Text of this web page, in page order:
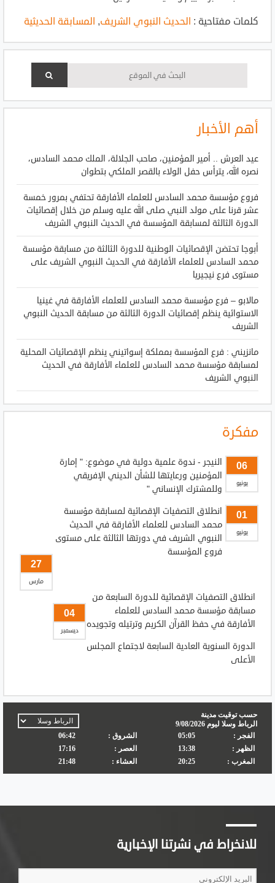
كلمات مفتاحية : الحديث النبوي الشريف, المسابقة الحديثية
أهم الأخبار
عيد العرش .. أمير المؤمنين، صاحب الجلالة، الملك محمد السادس،
نصره الله، يترأس حفل الولاء بالقصر الملكي بتطوان
فروع مؤسسة محمد السادس للعلماء الأفارقة تحتفي بمرور خمسة
عشر قرنا على مولد النبي صلى الله عليه وسلم من خلال إقصائيات
الدورة الثالثة لمسابقة المؤسسة في الحديث النبوي الشريف
أبوجا تحتضن الإقصائيات الوطنية للدورة الثالثة من مسابقة مؤسسة
محمد السادس للعلماء الأفارقة في الحديث النبوي الشريف على
مستوى فرع نيجيريا
مالابو – فرع مؤسسة محمد السادس للعلماء الأفارقة في غينيا
الاستوائية ينظم إقصائيات الدورة الثالثة من مسابقة الحديث النبوي
الشريف
مانزيني : فرع المؤسسة بمملكة إسواتيني ينظم الإقصائيات المحلية
لمسابقة مؤسسة محمد السادس للعلماء الأفارقة في الحديث
النبوي الشريف
مفكرة
06
يونيو
النيجر - ندوة علمية دولية في موضوع: " إمارة
المؤمنين ورعايتها للشأن الديني الإفريقي
وللمشترك الإنساني "
01
يونيو
انطلاق التصفيات الإقصائية لمسابقة مؤسسة
محمد السادس للعلماء الأفارقة في الحديث
النبوي الشريف في دورتها الثالثة على مستوى
فروع المؤسسة
27
مارس
انطلاق التصفيات الإقصائية للدورة السابعة من
مسابقة مؤسسة محمد السادس للعلماء
الأفارقة في حفظ القرآن الكريم وترتيله وتجويده
04
ديسمبر
الدورة السنوية العادية السابعة لاجتماع المجلس
الأعلى
للانخراط في نشرتنا الإخبارية